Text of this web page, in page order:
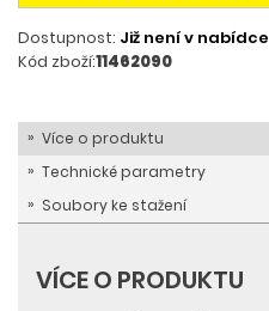
Dostupnost: Již není v nabídce
Kód zboží:11462090
Více o produktu
Technické parametry
Soubory ke stažení
VÍCE O PRODUKTU